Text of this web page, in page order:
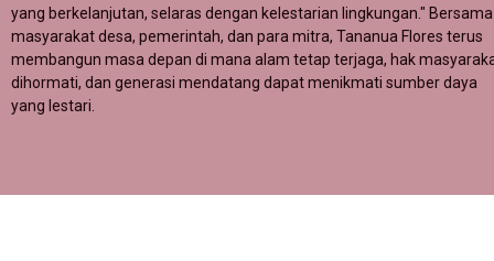
yang berkelanjutan, selaras dengan kelestarian lingkungan." Bersama
masyarakat desa, pemerintah, dan para mitra, Tananua Flores terus
membangun masa depan di mana alam tetap terjaga, hak
dihormati, dan generasi mendatang dapat menikmati sumber daya
yang lestari.